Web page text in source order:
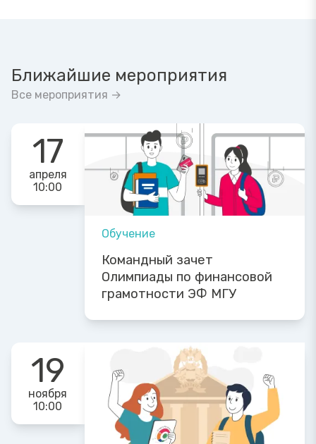
Ближайшие мероприятия
Все мероприятия →
17
апреля
10:00
Обучение
Командный зачет
Олимпиады по финансовой
грамотности ЭФ МГУ
19
ноября
10:00